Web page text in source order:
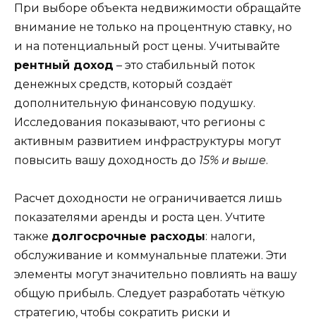
При выборе объекта недвижимости обращайте
внимание не только на процентную ставку, но
и на потенциальный рост цены. Учитывайте
рентный доход – это стабильный поток
денежных средств, который создаёт
дополнительную финансовую подушку.
Исследования показывают, что регионы с
активным развитием инфраструктуры могут
повысить вашу доходность до 15% и выше.
Расчет доходности не ограничивается лишь
показателями аренды и роста цен. Учтите
также долгосрочные расходы: налоги,
обслуживание и коммунальные платежи. Эти
элементы могут значительно повлиять на вашу
общую прибыль. Следует разработать чёткую
стратегию, чтобы сократить риски и